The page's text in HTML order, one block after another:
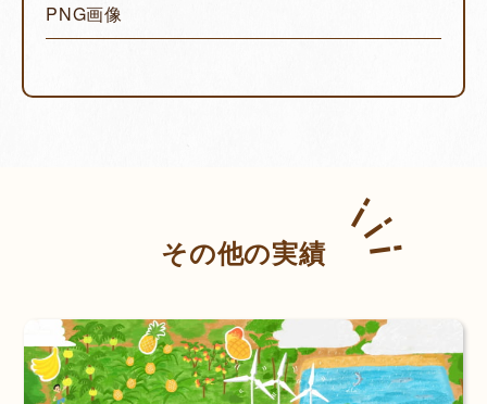
PNG画像
その他の実績